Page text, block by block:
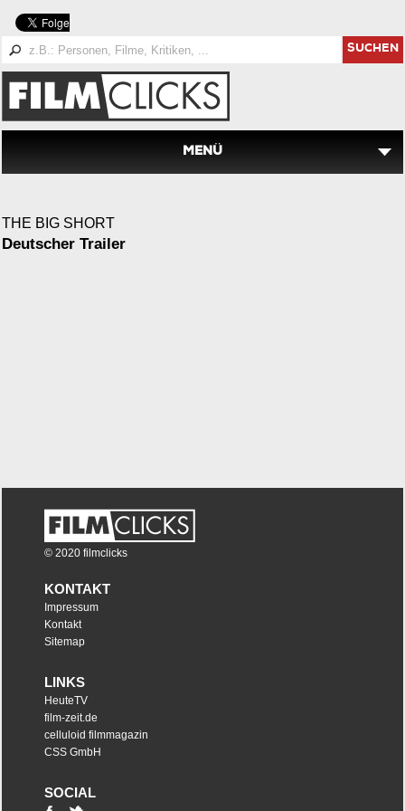
SUCHEN
MENÜ
THE BIG SHORT
Deutscher Trailer
© 2020 filmclicks
KONTAKT
Impressum
Kontakt
Sitemap
LINKS
HeuteTV
film-zeit.de
celluloid filmmagazin
CSS GmbH
SOCIAL